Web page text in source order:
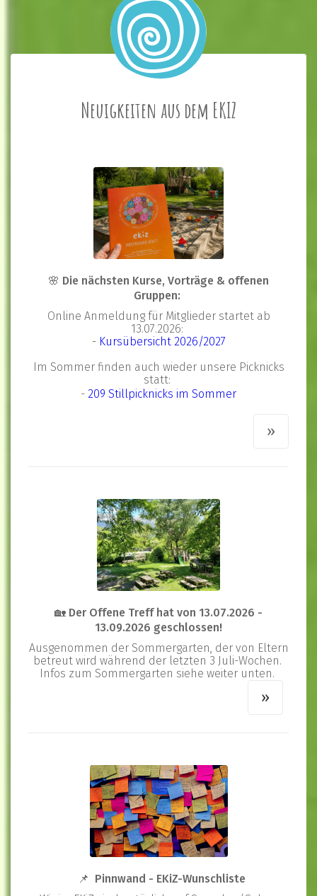
Neuigkeiten aus dem EKIZ
🌸 Die nächsten Kurse, Vorträge & offenen
Gruppen:
Online Anmeldung für Mitglieder startet ab
13.07.2026:
- Kursübersicht 2026/2027
Im Sommer finden auch wieder unsere Picknicks
statt:
- 209 Stillpicknicks im Sommer
»
🏡 Der Offene Treff hat von 13.07.2026 -
13.09.2026 geschlossen!
Ausgenommen der Sommergarten, der von Eltern
betreut wird während der letzten 3 Juli-Wochen.
Infos zum Sommergarten siehe weiter unten.
»
📌 Pinnwand - EKiZ-Wunschliste